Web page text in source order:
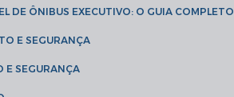
DE ÔNIBUS EXECUTIVO: O GUIA
E SEGURANÇA
E SEGURANÇA